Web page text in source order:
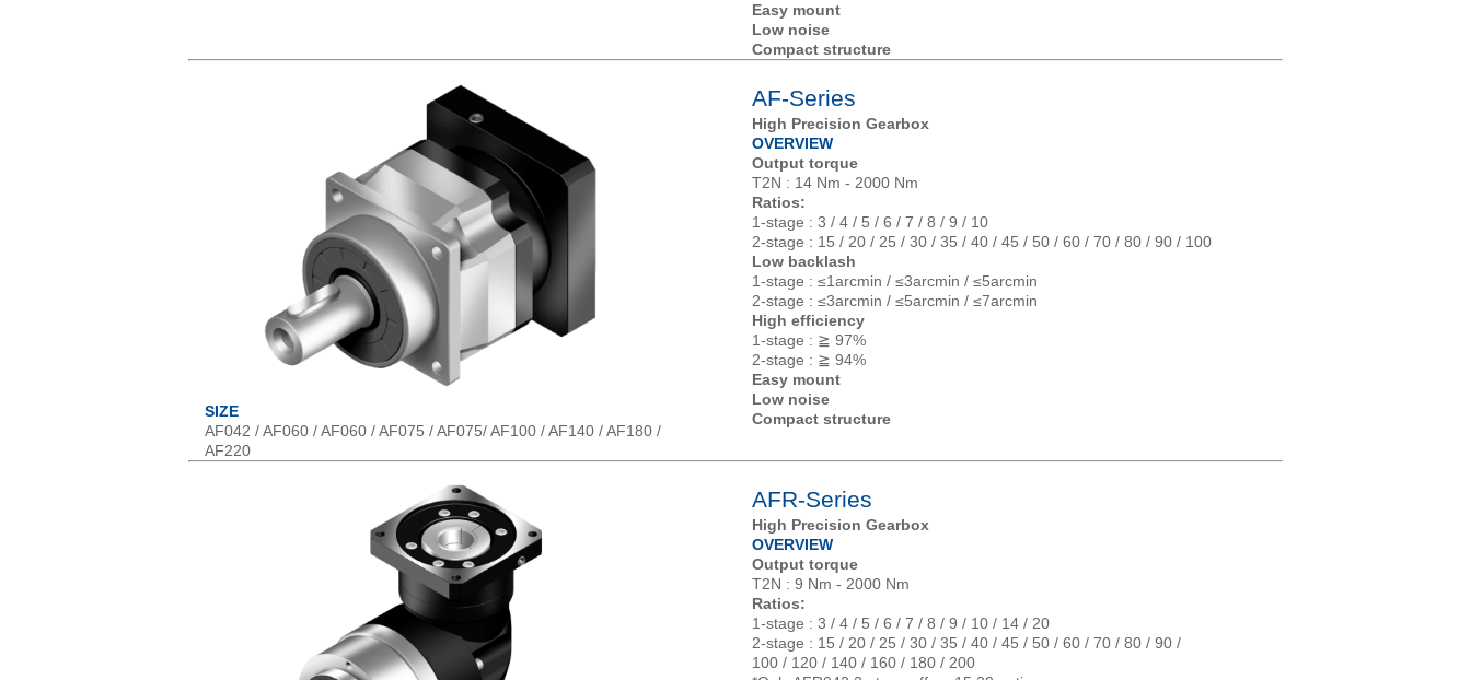
Easy mount
Low noise
Compact structure
AF-Series
High Precision Gearbox
OVERVIEW
Output torque
T2N : 14 Nm - 2000 Nm
Ratios:
1-stage : 3 / 4 / 5 / 6 / 7 / 8 / 9 / 10
2-stage : 15 / 20 / 25 / 30 / 35 / 40 / 45 / 50 / 60 / 70 / 80 / 90 / 100
Low backlash
1-stage : ≤1arcmin / ≤3arcmin / ≤5arcmin
2-stage : ≤3arcmin / ≤5arcmin / ≤7arcmin
High efficiency
1-stage : ≧ 97%
2-stage : ≧ 94%
Easy mount
Low noise
Compact structure
SIZE
AF042 / AF060 / AF060 / AF075 / AF075/ AF100 / AF140 / AF180 /
AF220
AFR-Series
High Precision Gearbox
OVERVIEW
Output torque
T2N : 9 Nm - 2000 Nm
Ratios:
1-stage : 3 / 4 / 5 / 6 / 7 / 8 / 9 / 10 / 14 / 20
2-stage : 15 / 20 / 25 / 30 / 35 / 40 / 45 / 50 / 60 / 70 / 80 / 90 /
100 / 120 / 140 / 160 / 180 / 200